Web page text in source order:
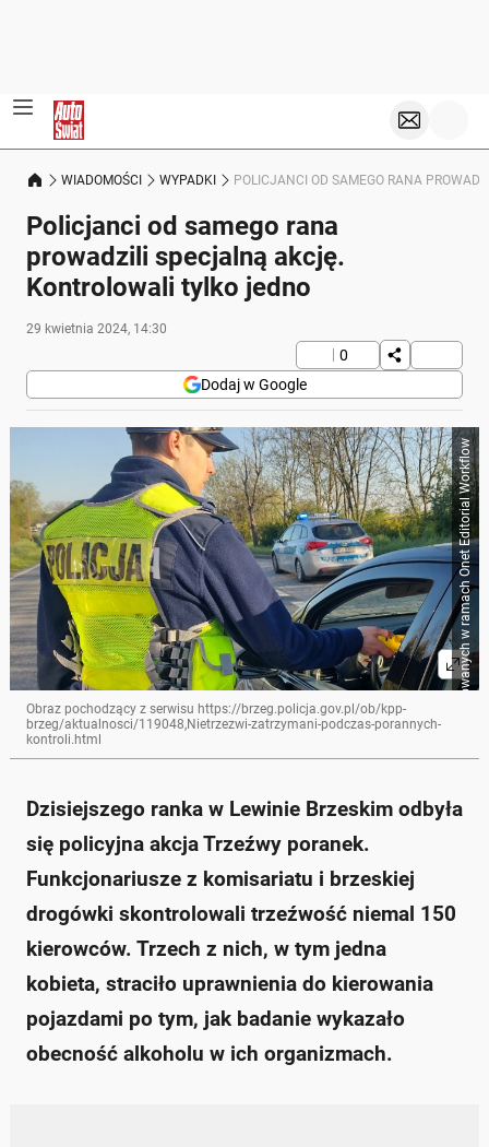
WIADOMOŚCI WYPADKI POLICJANCI OD SAMEGO RANA
Policjanci od samego rana
prowadzili specjalną akcję.
Kontrolowali tylko jedno
29 kwietnia 2024, 14:30
0
Dodaj w Google
Źródło zbiorcze dla obrazków importowanych w ramach Onet Editorial Workflow
Obraz pochodzący z serwisu https://brzeg.policja.gov.pl/ob/kpp-
brzeg/aktualnosci/119048,Nietrzezwi-zatrzymani-podczas-porannych-
kontroli.html
Dzisiejszego ranka w Lewinie Brzeskim odbyła
się policyjna akcja Trzeźwy poranek.
Funkcjonariusze z komisariatu i brzeskiej
drogówki skontrolowali trzeźwość niemal 150
kierowców. Trzech z nich, w tym jedna
kobieta, straciło uprawnienia do kierowania
pojazdami po tym, jak badanie wykazało
obecność alkoholu w ich organizmach.